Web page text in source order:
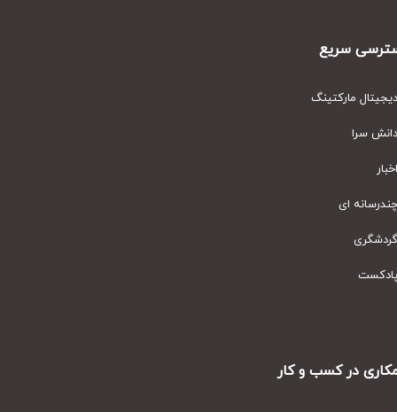
سریع
مارکتینگ
سرا
ای
در کسب و کار